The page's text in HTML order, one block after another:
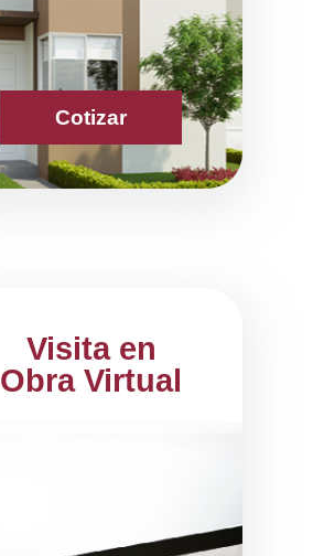
Cotizar
Visita en
Obra Virtual